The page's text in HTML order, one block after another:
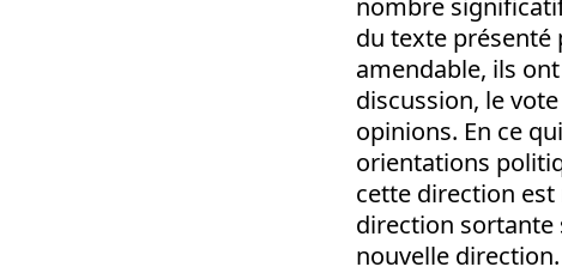
nombre
du texte présenté
amendable, ils
discussion, le
opinions. En ce
orientations
cette direction est
direction sortante
nouvelle direction.